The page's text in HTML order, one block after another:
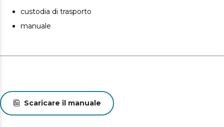
custodia di trasporto
manuale
Scaricare il manuale